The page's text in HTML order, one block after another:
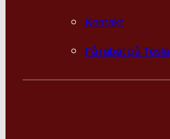
Kontakt
Få rabat på Tesla